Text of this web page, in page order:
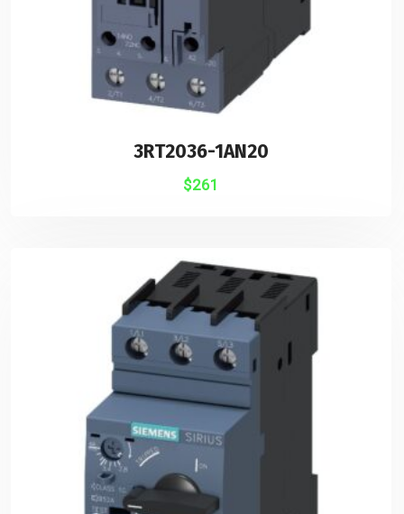
3RT2036-1AN20
$261